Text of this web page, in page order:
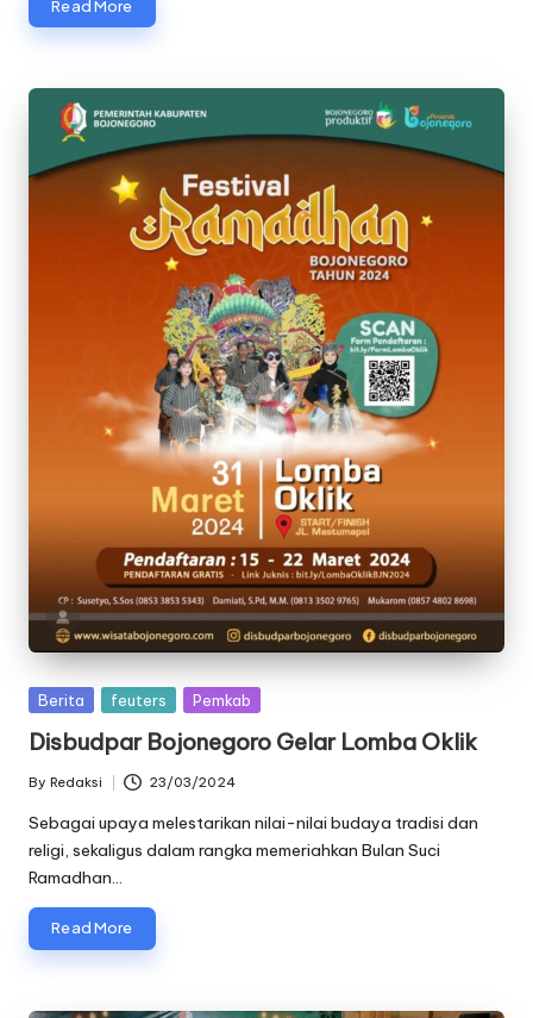
Read More
Posted
Berita feuters Pemkab
Disbudpar Bojonegoro Gelar Lomba Oklik
Posted
by
By Redaksi 23/03/2024
Sebagai upaya melestarikan nilai-nilai budaya tradisi dan
religi, sekaligus dalam rangka memeriahkan Bulan Suci
Ramadhan…
Read More